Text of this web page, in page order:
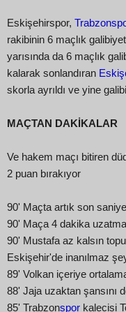
Eskişehirspor,
rakibinin 6 maçlık
yarısında da 6 maçlık
kalarak sonlandıran
skorla ayrıldı ve yine
MAÇTAN DAKİKALAR
Ve hakem maçı bitiren
2 puan bırakıyor
90' Maçta artık son
90' Maça 4 dakika
90' Mustafa az kalsın
Eskişehir'de inanılmaz
89' Volkan içeriye
88' Jaja uzaktan şansını
85' Trabzonspor kalecisi